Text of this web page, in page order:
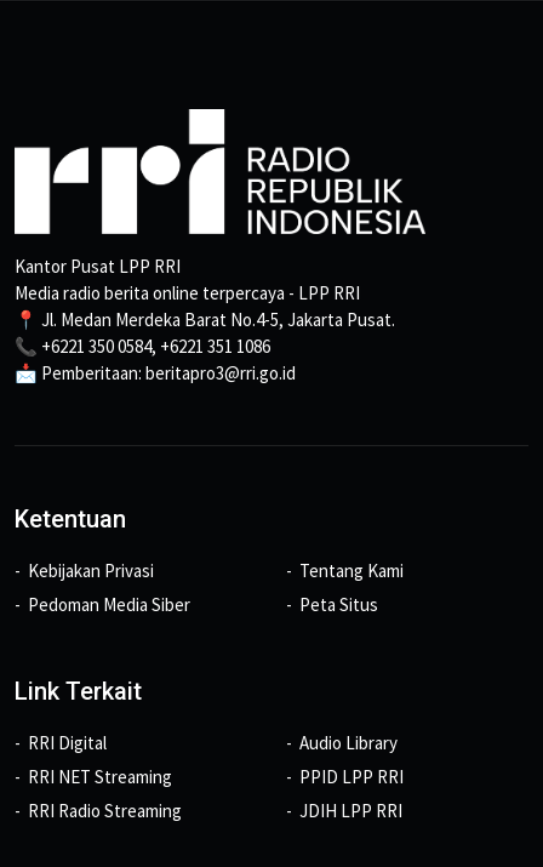
Kantor Pusat LPP RRI
Media radio berita online terpercaya - LPP RRI
📍 Jl. Medan Merdeka Barat No.4-5, Jakarta Pusat.
📞 +6221 350 0584, +6221 351 1086
📩 Pemberitaan: beritapro3@rri.go.id
Ketentuan
Kebijakan Privasi
Pedoman Media Siber
Tentang Kami
Peta Situs
Link Terkait
RRI Digital
RRI NET Streaming
RRI Radio Streaming
Audio Library
PPID LPP RRI
JDIH LPP RRI